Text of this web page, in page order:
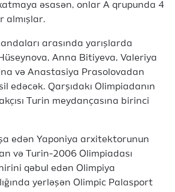
əsasən, onlar A qrupunda 4
almışlar.
arasında yarışlarda
Anna Bitiyeva, Valeriya
və Anastasiya Prasolovadan
edəcək. Qarşıdakı Olimpiadanın
Turin meydançasına birinci
edən Yaponiya arxitektorunun
və Turin-2006 Olimpiadası
qəbul edən Olimpiya
yerləşən Olimpic Palasport